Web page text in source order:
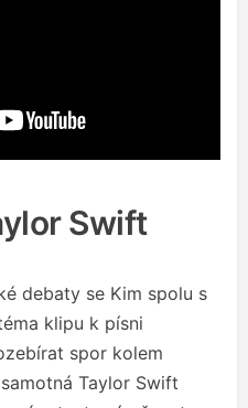
Swift
debaty se Kim spolu s
klipu k písni
spor kolem
Taylor Swift